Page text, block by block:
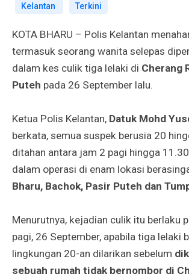
Kelantan Terkini
KOTA BHARU – Polis Kelantan
termasuk seorang wanita selepas
dalam kes culik tiga lelaki di Cherang
Puteh pada 26 September lalu.
Ketua Polis Kelantan, Datuk Mohd
berkata, semua suspek berusia 20
ditahan antara jam 2 pagi hingga
dalam operasi di enam lokasi
Bharu, Bachok, Pasir Puteh dan
Menurutnya, kejadian culik itu berlaku
pagi, 26 September, apabila tiga lelaki
lingkungan 20-an dilarikan sebelum
sebuah rumah tidak bernombor di